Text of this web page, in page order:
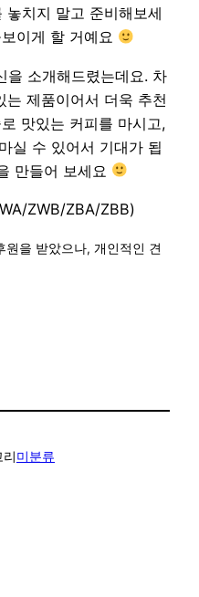
치지 말고 준비해보세
이게 할 거예요
을 소개해드렸는데요. 차
제품이어서 더욱 추천
맛있는 커피를 마시고,
실 수 있어서 기대가 됩
만들어 보세요
ZWB/ZBA/ZBB)
원을 받았으나, 개인적인 견
리미분류